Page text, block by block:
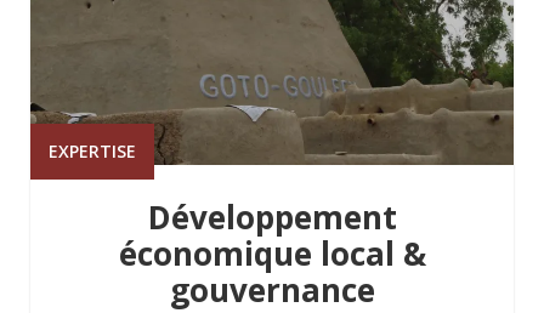
EXPERTISE
Développement
économique local &
gouvernance